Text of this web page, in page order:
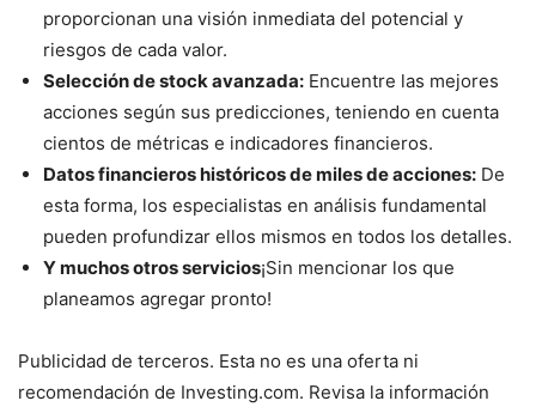
proporcionan una visión inmediata del potencial y
riesgos de cada valor.
Selección de stock avanzada: Encuentre las mejores
acciones según sus predicciones, teniendo en cuenta
cientos de métricas e indicadores financieros.
Datos financieros históricos de miles de acciones: De
esta forma, los especialistas en análisis fundamental
pueden profundizar ellos mismos en todos los detalles.
Y muchos otros servicios¡Sin mencionar los que
planeamos agregar pronto!
Publicidad de terceros. Esta no es una oferta ni
recomendación de Investing.com. Revisa la información